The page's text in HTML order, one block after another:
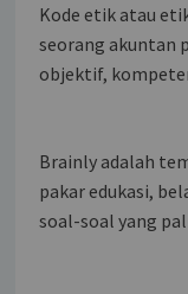
Kode etik atau
seorang akuntan
objektif,
Brainly adalah
pakar edukasi,
soal-soal yang